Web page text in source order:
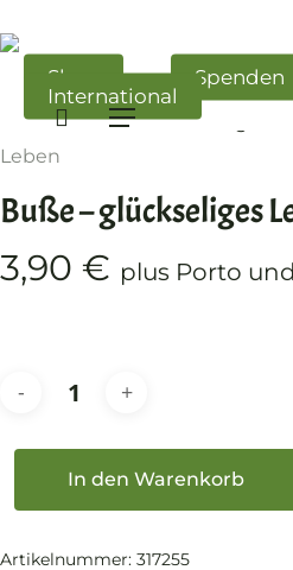
to
content
Shop
Spenden
International
search
Menü
Start Glaube / Nachfolge
Leben
Buße – glückseliges
3,90 € plus Porto
In den Warenkorb
Artikelnummer: 317255